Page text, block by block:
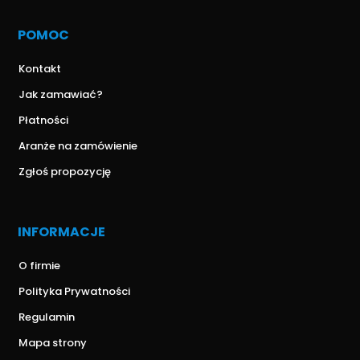
POMOC
Kontakt
Jak zamawiać?
Płatności
Aranże na zamówienie
Zgłoś propozycję
INFORMACJE
O firmie
Polityka Prywatności
Regulamin
Mapa strony